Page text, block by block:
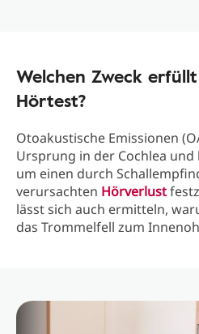
Welchen Zweck
Hörtest?
Otoakustische Emissionen
Ursprung in der Cochlea
um einen durch
verursachten Hörverlust
lässt sich auch ermitteln,
das Trommelfell zum